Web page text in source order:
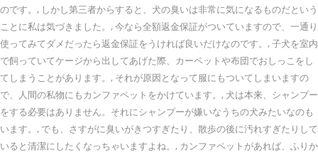
のです。, しかし第三者からすると、犬の臭いは非常に気になるものだという
ことに私は気づきました。, 今なら全額返金保証がついていますので、一通り
使ってみてダメだったら返金保証をうければ良いだけなのです。, 子犬を室内
で飼っていてケージから出してあげた際、カーペットや布団でおしっこをし
てしまうことがあります。, それが原因となって服にもついてしまいますの
で、人間の私物にもカンファペットをかけています。, 犬は本来、シャンプー
をする必要はありません。それにシャンプーが嫌いなうちの犬みたいなのも
います。, でも、さすがに臭いがきつすぎたり、散歩の後に汚れすぎたりして
いると清潔にしたくなっちゃいますよね。, カンファペットがあれば、ふりか